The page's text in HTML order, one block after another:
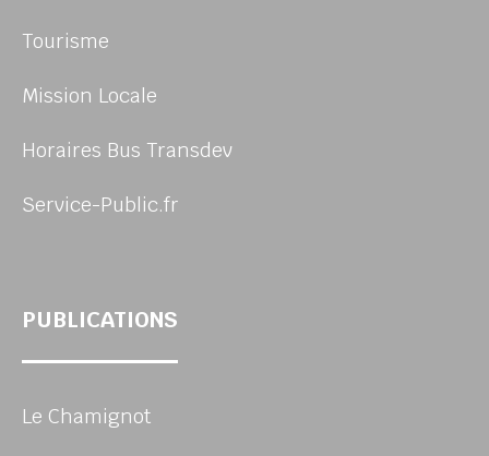
Tourisme
Mission Locale
Horaires Bus Transdev
Service-Public.fr
PUBLICATIONS
Le Chamignot